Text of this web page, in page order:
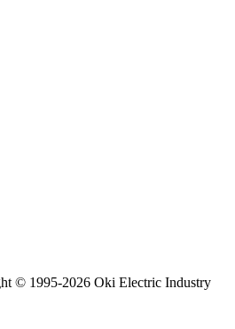
© 1995-2026 Oki Electric Industry